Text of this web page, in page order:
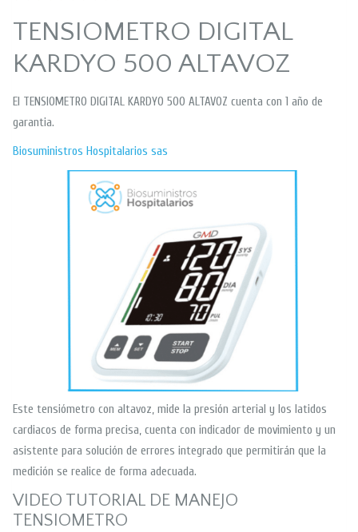
TENSIOMETRO DIGITAL
KARDYO 500 ALTAVOZ
El TENSIOMETRO DIGITAL KARDYO 500 ALTAVOZ cuenta con 1 año de
garantia.
Biosuministros Hospitalarios sas
Este tensiómetro con altavoz, mide la presión arterial y los latidos
cardiacos de forma precisa, cuenta con indicador de movimiento y un
asistente para solución de errores integrado que permitirán que la
medición se realice de forma adecuada.
VIDEO TUTORIAL DE MANEJO
TENSIOMETRO